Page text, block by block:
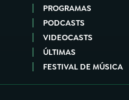
PROGRAMAS
PODCASTS
VIDEOCASTS
ÚLTIMAS
FESTIVAL DE MÚSICA